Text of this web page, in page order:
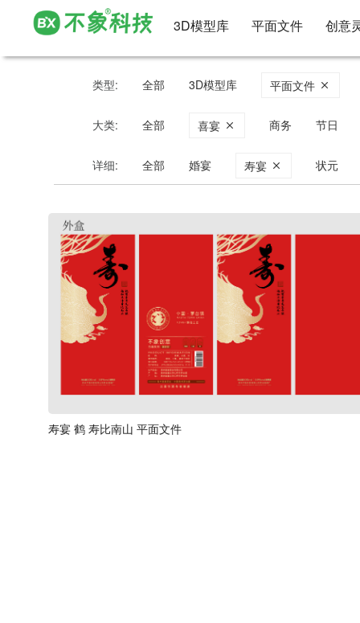
3D模型库 平面文件 创意
类型: 全部 3D模型库 平面文件
大类: 全部 喜宴 商务 节日
详细: 全部 婚宴 寿宴 状元
寿宴 鹤 寿比南山 平面文件